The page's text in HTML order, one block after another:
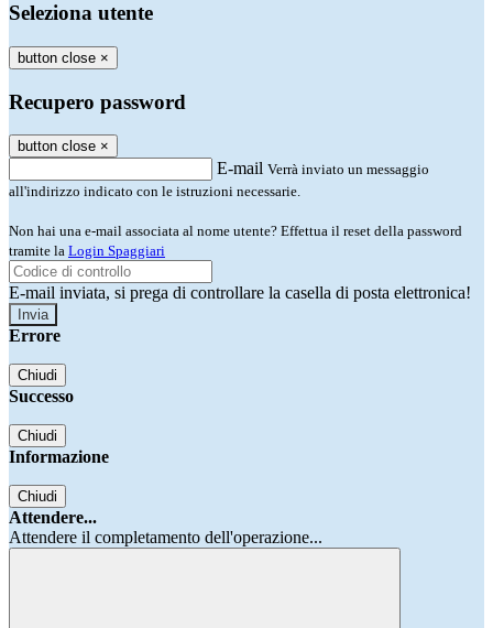
Seleziona utente
button close ×
Recupero password
button close ×
E-mail Verrà inviato un messaggio
all'indirizzo indicato con le istruzioni necessarie.
Non hai una e-mail associata al nome utente? Effettua il reset della password
tramite la Login Spaggiari
E-mail inviata, si prega di controllare la casella di posta elettronica!
Errore
Chiudi
Successo
Chiudi
Informazione
Chiudi
Attendere...
Attendere il completamento dell'operazione...